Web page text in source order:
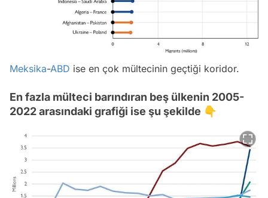
Meksika-ABD ise en çok mültecinin geçtiği koridor.
En fazla mülteci barındıran beş ülkenin 2005-
2022 arasındaki grafiği ise şu şekilde 👇